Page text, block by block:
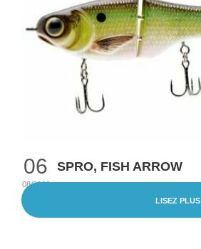
06
08/2026
SPRO, FISH ARROW
LISEZ PLUS